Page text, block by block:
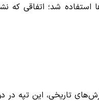
شد؛ اتفاقی که
تاریخی، این تپه در